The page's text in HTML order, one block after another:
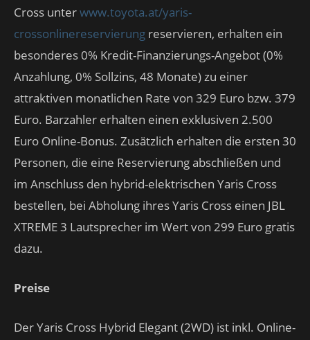
Cross unterwww.toyota.at/yaris-
crossonlinereservierung reservieren, erhalten ein
besonderes 0% Kredit-Finanzierungs-Angebot (0%
Anzahlung, 0% Sollzins, 48 Monate) zu einer
attraktiven monatlichen Rate von 329 Euro bzw. 379
Euro. Barzahler erhalten einen exklusiven 2.500
Euro Online-Bonus. Zusätzlich erhalten die ersten 30
Personen, die eine Reservierung abschließen und
im Anschluss den hybrid-elektrischen Yaris Cross
bestellen, bei Abholung ihres Yaris Cross einen JBL
XTREME 3 Lautsprecher im Wert von 299 Euro gratis
dazu.
Preise
Der Yaris Cross Hybrid Elegant (2WD) ist inkl. Online-